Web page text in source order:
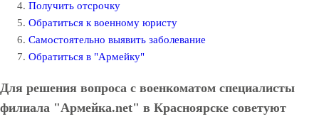
Получить отсрочку
Обратиться к военному юристу
Самостоятельно выявить заболевание
Обратиться в "Армейку"
Для решения вопроса с военкоматом специалисты
филиала "Армейка.net" в Красноярске советуют